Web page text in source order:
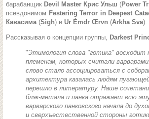
барабанщик Devil Master Крис Ульш (Power
псевдонимом Festering Terror in Deepest
Кавасима(Sigh) и Ur Èmdr Œrvn (Arkha Sva).
Рассказывая о концепции группы, Darkest
"Этимология слова "готика" восходит
племенам, которых считали
слово стало ассоциироваться с
архитектура казалась людям
перешло в литературу. Наше
блэк-метала и панка отражает всю
варварского панковского начала до
и сверхъестественной стороны